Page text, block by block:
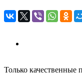
Только качественные